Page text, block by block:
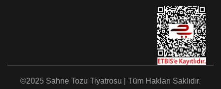
©2025 Sahne Tozu Tiyatrosu | Tüm Hakları Saklıdır.